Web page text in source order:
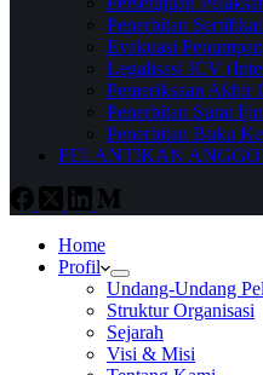
Penerbitan
Evakuasi
Legalisasi ICV
Pemeriksaan Akhir
Penerbitan Surat
Penerbitan Buku
PELANTIKAN
Home
Profil
Undang-Undang
Struktur Organisasi
Sejarah
Visi & Misi